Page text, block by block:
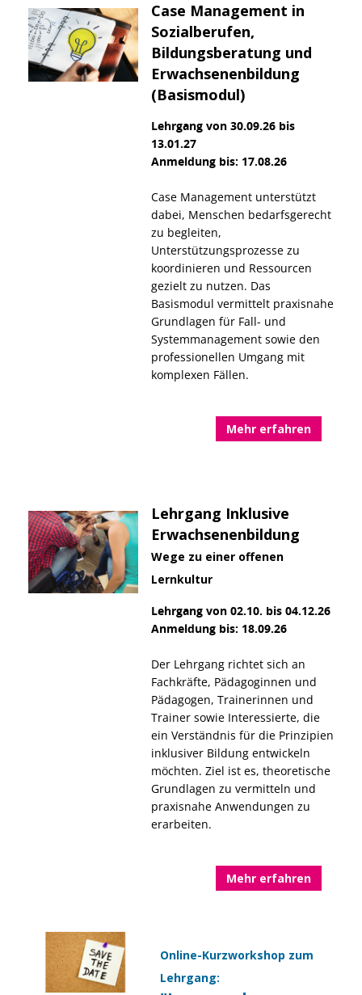
Case Management in
Sozialberufen,
Bildungsberatung und
Erwachsenenbildung
(Basismodul)
Lehrgang von 30.09.26 bis
13.01.27
Anmeldung bis: 17.08.26
Case Management unterstützt
dabei, Menschen bedarfsgerecht
zu begleiten,
Unterstützungsprozesse zu
koordinieren und Ressourcen
gezielt zu nutzen. Das
Basismodul vermittelt praxisnahe
Grundlagen für Fall- und
Systemmanagement sowie den
professionellen Umgang mit
komplexen Fällen.
Mehr erfahren
Lehrgang Inklusive
Erwachsenenbildung
Wege zu einer offenen
Lernkultur
Lehrgang von 02.10. bis 04.12.26
Anmeldung bis: 18.09.26
Der Lehrgang richtet sich an
Fachkräfte, Pädagoginnen und
Pädagogen, Trainerinnen und
Trainer sowie Interessierte, die
ein Verständnis für die Prinzipien
inklusiver Bildung entwickeln
möchten. Ziel ist es, theoretische
Grundlagen zu vermitteln und
praxisnahe Anwendungen zu
erarbeiten.
Mehr erfahren
Online-Kurzworkshop zum
Lehrgang: